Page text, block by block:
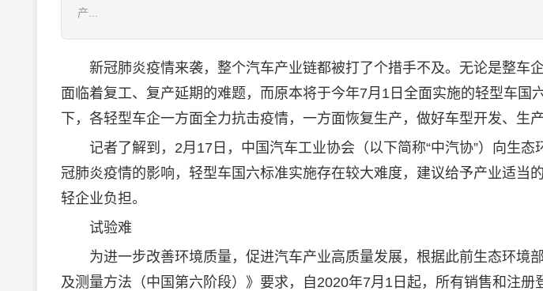
产...
新冠肺炎疫情来袭，整个汽车产业链都被打了个措手不及。无论是整车
面临着复工、复产延期的难题，而原本将于今年7月1日全面实施的轻型车国
下，各轻型车企一方面全力抗击疫情，一方面恢复生产，做好车型开发、生
记者了解到，2月17日，中国汽车工业协会（以下简称“中汽协”）向生态
冠肺炎疫情的影响，轻型车国六标准实施存在较大难度，建议给予产业适当
轻企业负担。
试验难
为进一步改善环境质量，促进汽车产业高质量发展，根据此前生态环境
及测量方法（中国第六阶段）》要求，自2020年7月1日起，所有销售和注册